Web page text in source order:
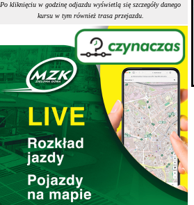
Po kliknięciu w godzinę odjazdu wyświetlą się szczegóły danego
kursu w tym również trasa przejazdu.